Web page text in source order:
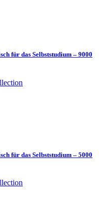
für das Selbststudium – 9000
für das Selbststudium – 5000